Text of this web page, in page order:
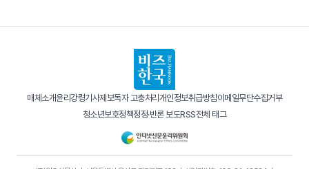
매체소개윤리강령기사제보독자 고충처리개인정보취급방침이메일무단수집거부
청소년보호정책정정·반론 보도RSS전체 태그